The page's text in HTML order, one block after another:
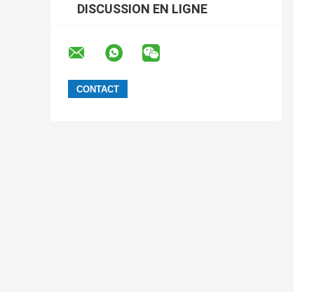
DISCUSSION EN LIGNE